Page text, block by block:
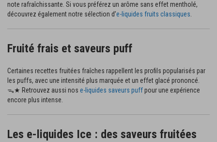
note rafraîchissante. Si vous préférez un arôme sans effet mentholé,
découvrez également notre sélection d’e-liquides fruits classiques
Fruité frais et saveurs puff
Certaines recettes fruitées fraîches rappellent les profils popularisés par
les puffs, avec une intensité plus marquée et un effet glacé prononcé.
ᯓ★ Retrouvez aussi nos e-liquides saveurs puffpour une expérience
encore plus intense.
Les e-liquides Ice : des saveurs fruitées